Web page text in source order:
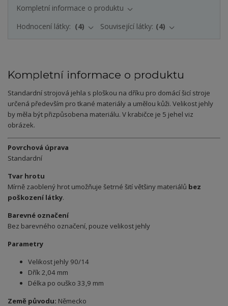
Kompletní informace o produktu
Hodnocení látky:
4 Související látky: 4
Kompletní informace o produktu
Standardní strojová jehla s ploškou na dříku pro domácí šicí stroje
určená především pro tkané materiály a umělou kůži. Velikost jehly
by měla být přizpůsobena materiálu. V krabičce je 5 jehel viz
obrázek.
Povrchová úprava
Standardní
Tvar hrotu
Mírně zaoblený hrot umožňuje šetrné šití většiny materiálů bez
poškození látky.
Barevné označení
Bez barevného označení, pouze velikost jehly
Parametry
Velikost jehly 90/14
Dřík 2,04 mm
Délka po ouško 33,9 mm
Země původu: Německo